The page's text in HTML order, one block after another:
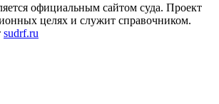
официальным сайтом суда. Проект
целях и служит справочником.
sudrf.ru